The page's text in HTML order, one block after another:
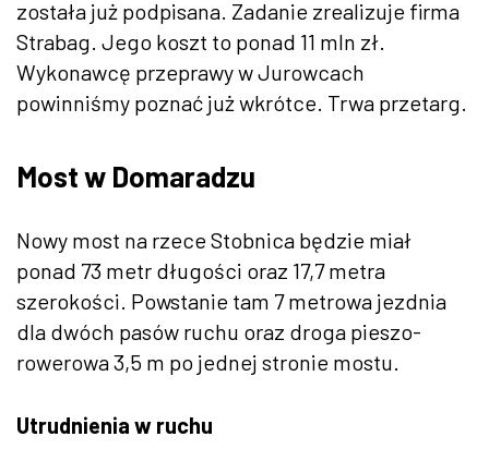
została już podpisana. Zadanie zrealizuje firma
Strabag. Jego koszt to ponad 11 mln zł.
Wykonawcę przeprawy w Jurowcach
powinniśmy poznać już wkrótce. Trwa przetarg.
Most w Domaradzu
Nowy most na rzece Stobnica będzie miał
ponad 73 metr długości oraz 17,7 metra
szerokości. Powstanie tam 7 metrowa jezdnia
dla dwóch pasów ruchu oraz droga pieszo-
rowerowa 3,5 m po jednej stronie mostu.
Utrudnienia w ruchu